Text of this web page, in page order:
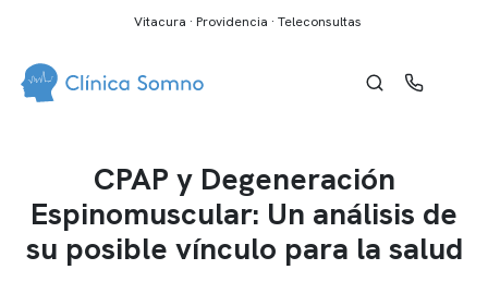
Vitacura · Providencia · Teleconsultas
CPAP y Degeneración
Espinomuscular: Un análisis de
su posible vínculo para la salud